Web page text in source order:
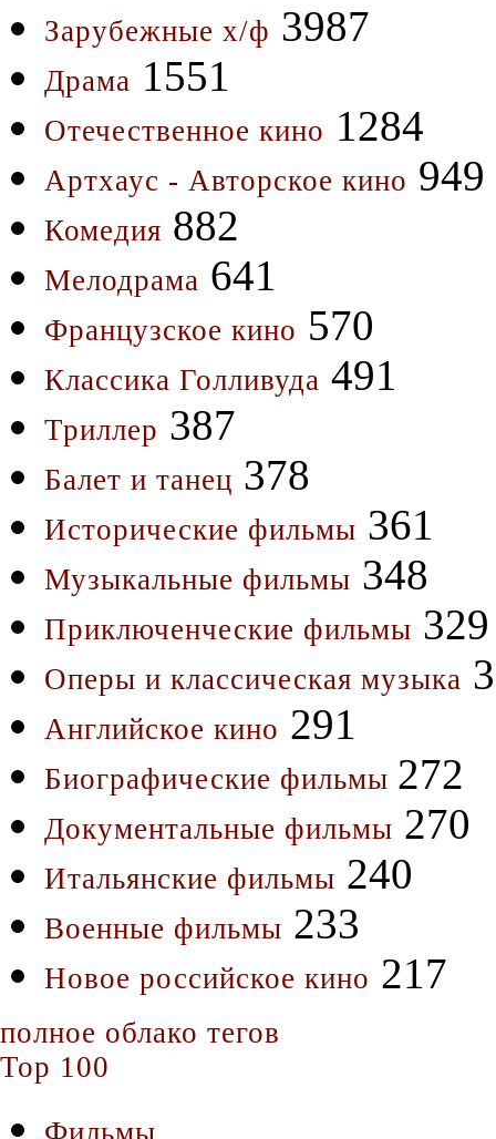
Зарубежные х/ф 3987
Драма 1551
Отечественное кино 1284
Артхаус - Авторское кино 949
Комедия 882
Мелодрама 641
Французское кино 570
Классика Голливуда 491
Триллер 387
Балет и танец 378
Исторические фильмы 361
Музыкальные фильмы 348
Приключенческие фильмы 329
Оперы и классическая музыка
Английское кино 291
Биографические фильмы 272
Документальные фильмы 270
Итальянские фильмы 240
Военные фильмы 233
Новое российское кино 217
полное облако тегов
Top 100
Фильмы